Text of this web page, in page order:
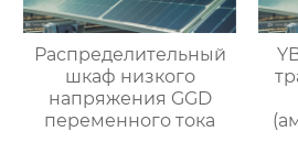
Распределительный
шкаф низкого
напряжения GGD
переменного тока